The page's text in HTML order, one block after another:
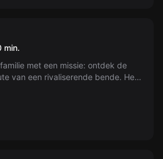
min.
met een missie: ontdek de
van een rivaliserende bende. Het
De klok tikt!